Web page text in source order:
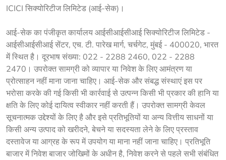
ICICI सिक्योरिटीज लिमिटेड (आई-सेक)।
आई-सेक का पंजीकृत कार्यालय आईसीआईसीआई सिक्योरिटीज लिमिटेड -
आईसीआईसीआई सेंटर, एच. टी. पारेख मार्ग, चर्चगेट, मुंबई - 400020, भारत
में स्थित है। दूरभाष संख्या: 022 - 2288 2460, 022 - 2288
2470। उपरोक्त सामग्री को व्यापार या निवेश के लिए आमंत्रण या
प्रोत्साहन नहीं माना जाना चाहिए। आई-सेक और संबद्ध संस्थाएं इस पर
भरोसा करके की गई किसी भी कार्रवाई से उत्पन्न किसी भी प्रकार की हानि या
क्षति के लिए कोई दायित्व स्वीकार नहीं करती हैं। उपरोक्त सामग्री केवल
सूचनात्मक उद्देश्यों के लिए है और इसे प्रतिभूतियों या अन्य वित्तीय साधनों या
किसी अन्य उत्पाद को खरीदने, बेचने या सदस्यता लेने के लिए प्रस्ताव
दस्तावेज या आग्रह के रूप में उपयोग या माना नहीं जाना चाहिए। प्रतिभूति
बाजार में निवेश बाजार जोखिमों के अधीन है, निवेश करने से पहले सभी संबंधित